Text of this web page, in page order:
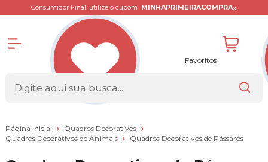
Consumidor Final, utilize o cupom MINHAPRIMEIRACOMPRAx
Favoritos
Página Inicial
Quadros Decorativos
Quadros Decorativos de Animais
Quadros Decorativos de Pássaros